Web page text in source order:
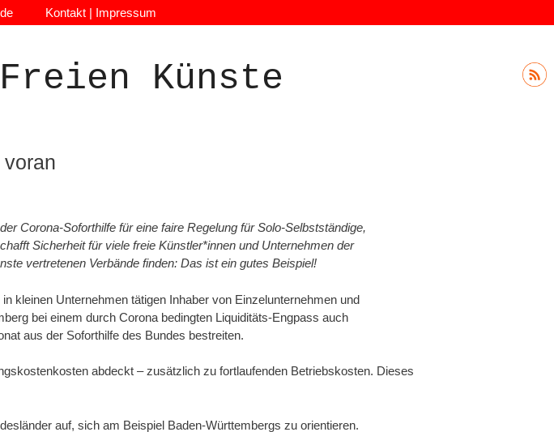
Kontakt | Impressum
Künste
Corona-Soforthilfe für eine faire Regelung für Solo-Selbstständige,
Sicherheit für viele freie Künstler*innen und Unternehmen der
vertretenen Verbände finden: Das ist ein gutes Beispiel!
kleinen Unternehmen tätigen Inhaber von Einzelunternehmen und
bei einem durch Corona bedingten Liquiditäts-Engpass auch
aus der Soforthilfe des Bundes bestreiten.
abdeckt – zusätzlich zu fortlaufenden Betriebskosten. Dieses
auf, sich am Beispiel Baden-Württembergs zu orientieren.